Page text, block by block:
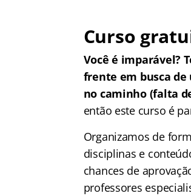
Curso
Você é imparável?
frente em busca
no caminho (falta
então este curso é
Organizamos de
disciplinas e
chances de
professores